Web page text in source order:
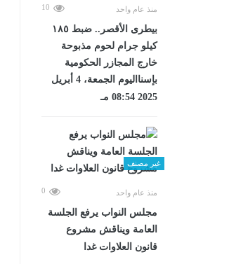
منذ عام واحد 10
بيطرى الأقصر.. ضبط ١٨٥
كيلو جرام لحوم مذبوحة
خارج المجازر الحكومية
بإسنااليوم الجمعة، 4 أبريل
2025 08:54 مـ
غير مصنف
منذ عام واحد 0
مجلس النواب يرفع الجلسة
العامة ويناقش مشروع
قانون العلاوات غدا